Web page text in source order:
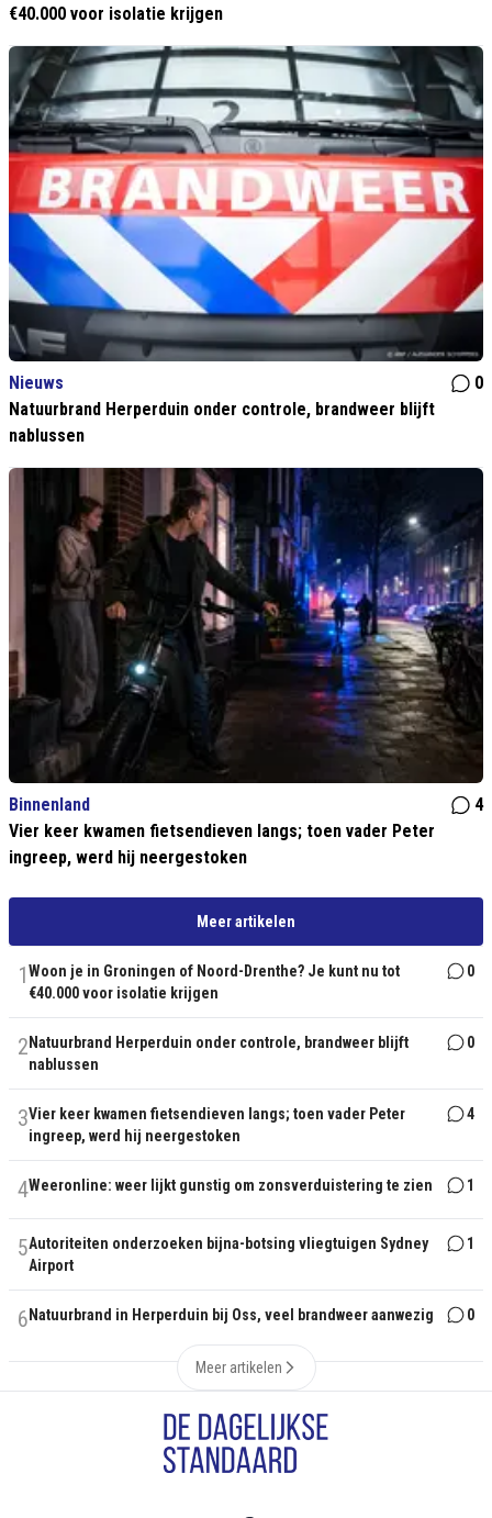
€40.000 voor isolatie krijgen
Nieuws
0
Natuurbrand Herperduin onder controle, brandweer blijft
nablussen
Binnenland
4
Vier keer kwamen fietsendieven langs; toen vader Peter
ingreep, werd hij neergestoken
Meer artikelen
1Woon je in Groningen of Noord-Drenthe? Je kunt nu tot
€40.000 voor isolatie krijgen
0
2 Natuurbrand Herperduin onder controle, brandweer blijft
nablussen
0
3Vier keer kwamen fietsendieven langs; toen vader Peter
ingreep, werd hij neergestoken
4
4Weeronline: weer lijkt gunstig om zonsverduistering te zien 1
5Autoriteiten onderzoeken bijna-botsing vliegtuigen Sydney
Airport
1
6 Natuurbrand in Herperduin bij Oss, veel brandweer aanwezig 0
Meer artikelen